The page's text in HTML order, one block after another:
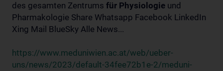
des gesamten Zentrums für Physiologie und
Pharmakologie Share Whatsapp Facebook LinkedIn
Xing Mail BlueSky Alle News...
https://www.meduniwien.ac.at/web/ueber-
uns/news/2023/default-34fee72b1e-2/meduni-